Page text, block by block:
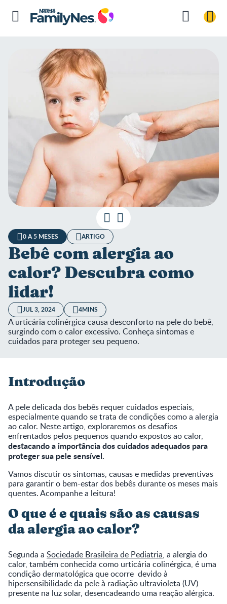
0 A 5 MESES ARTIGO
Bebê com alergia ao
calor? Descubra como
lidar!
JUL 3, 2024 4MINS
A urticária colinérgica causa desconforto na pele do bebê,
surgindo com o calor excessivo. Conheça sintomas e
cuidados para proteger seu pequeno.
Introdução
A pele delicada dos bebês requer cuidados especiais,
especialmente quando se trata de condições como a alergia
ao calor. Neste artigo, exploraremos os desafios
enfrentados pelos pequenos quando expostos ao calor,
destacando a importância dos cuidados adequados para
proteger sua pele sensível.
Vamos discutir os sintomas, causas e medidas preventivas
para garantir o bem-estar dos bebês durante os meses mais
quentes. Acompanhe a leitura!
O que é e quais são as causas
da alergia ao calor?
Segunda a Sociedade Brasileira de Pediatria, a alergia do
calor, também conhecida como urticária colinérgica, é uma
condição dermatológica que ocorre devido à
hipersensibilidade da pele à radiação ultravioleta (UV)
presente na luz solar, desencadeando uma reação alérgica.